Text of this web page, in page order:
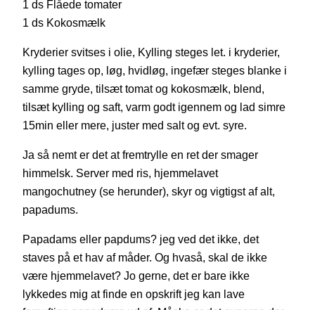
1 ds Flåede tomater
1 ds Kokosmælk
Kryderier svitses i olie, Kylling steges let. i kryderier,
kylling tages op, løg, hvidløg, ingefær steges blanke i
samme gryde, tilsæt tomat og kokosmælk, blend,
tilsæt kylling og saft, varm godt igennem og lad simre
15min eller mere, juster med salt og evt. syre.
Ja så nemt er det at fremtrylle en ret der smager
himmelsk. Server med ris, hjemmelavet
mangochutney (se herunder), skyr og vigtigst af alt,
papadums.
Papadams eller papdums? jeg ved det ikke, det
staves på et hav af måder. Og hvaså, skal de ikke
være hjemmelavet? Jo gerne, det er bare ikke
lykkedes mig at finde en opskrift jeg kan lave